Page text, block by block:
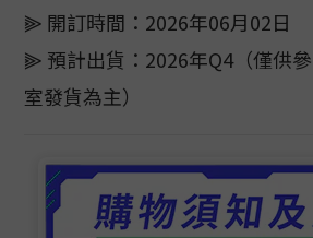
⫸ 開訂時間：2026年06月02日
⫸ 預計出貨：2026年Q4（僅供
室發貨為主）